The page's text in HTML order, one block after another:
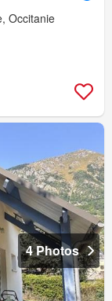
Occitanie
4 Photos